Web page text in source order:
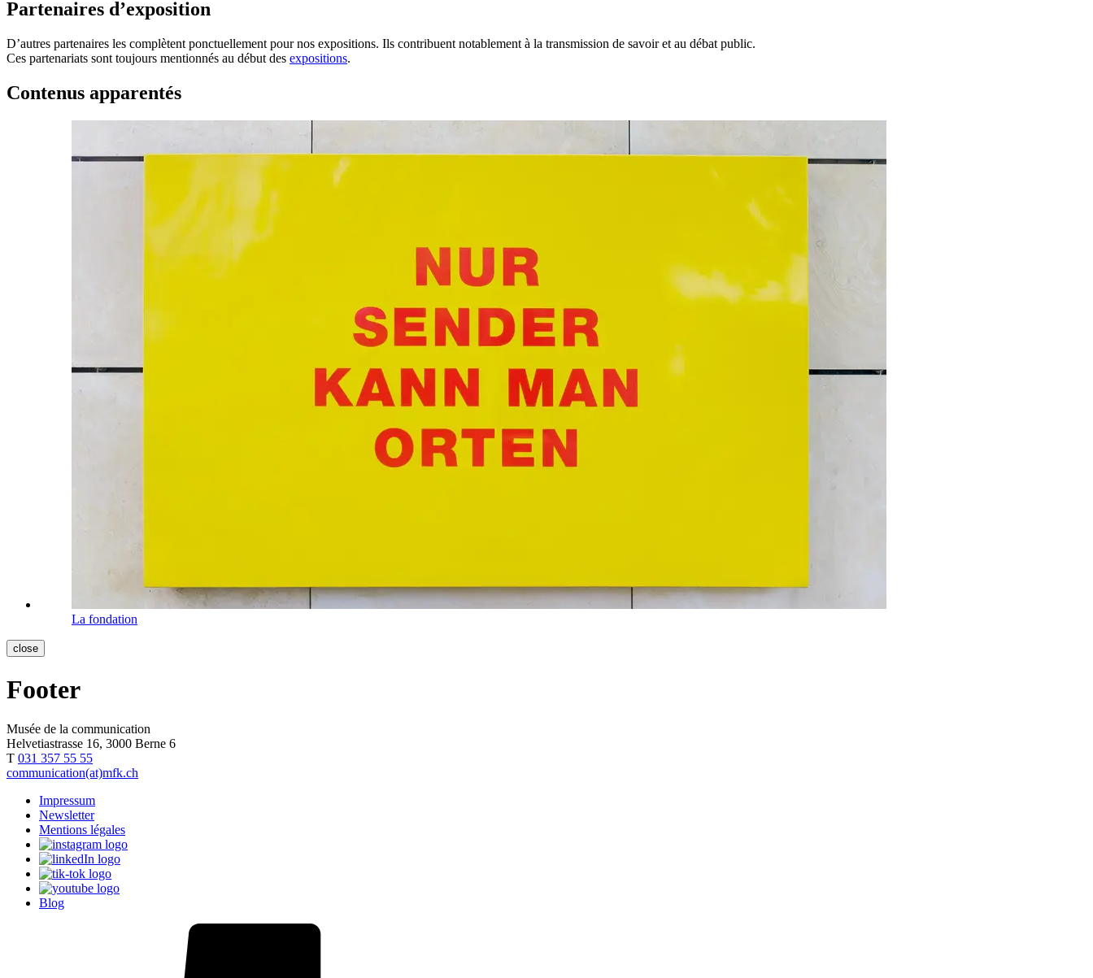
Partenaires d’exposition
D’autres partenaires les complètent ponctuellement pour nos expositions. Ils contribuent notablement à la transmission de savoir et au débat public.
Ces partenariats sont toujours mentionnés au début des expositions.
Contenus apparentés
La fondation
close
Footer
Musée de la communication
Helvetiastrasse 16, 3000 Berne 6
T 031 357 55 55
communication(at)mfk.ch
Impressum
Newsletter
Mentions légales
Blog